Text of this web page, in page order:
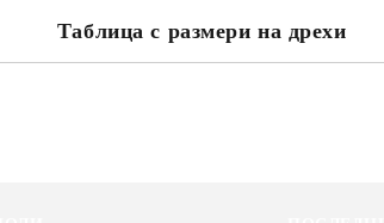
Таблица с размери на дрехи